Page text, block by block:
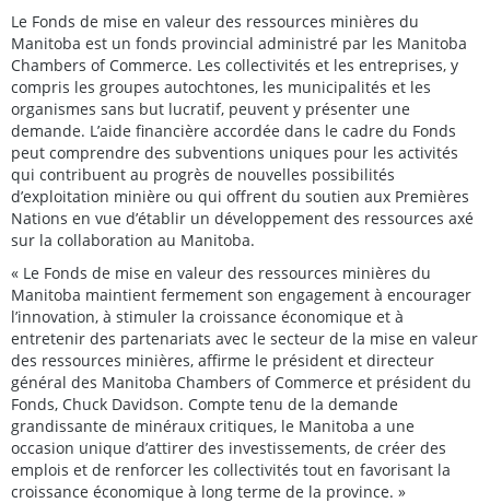
Le Fonds de mise en valeur des ressources minières du
Manitoba est un fonds provincial administré par les Manitoba
Chambers of Commerce. Les collectivités et les entreprises, y
compris les groupes autochtones, les municipalités et les
organismes sans but lucratif, peuvent y présenter une
demande. L’aide financière accordée dans le cadre du Fonds
peut comprendre des subventions uniques pour les activités
qui contribuent au progrès de nouvelles possibilités
d’exploitation minière ou qui offrent du soutien aux Premières
Nations en vue d’établir un développement des ressources axé
sur la collaboration au Manitoba.
« Le Fonds de mise en valeur des ressources minières du
Manitoba maintient fermement son engagement à encourager
l’innovation, à stimuler la croissance économique et à
entretenir des partenariats avec le secteur de la mise en valeur
des ressources minières, affirme le président et directeur
général des Manitoba Chambers of Commerce et président du
Fonds, Chuck Davidson. Compte tenu de la demande
grandissante de minéraux critiques, le Manitoba a une
occasion unique d’attirer des investissements, de créer des
emplois et de renforcer les collectivités tout en favorisant la
croissance économique à long terme de la province. »